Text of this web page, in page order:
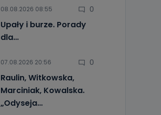
08.08.2026 08:55 0
Upały i burze. Porady
dla…
07.08.2026 20:56 0
Raulin, Witkowska,
Marciniak, Kowalska.
„Odyseja…